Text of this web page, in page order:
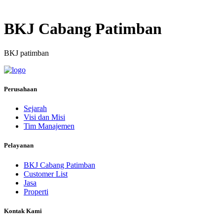
BKJ Cabang Patimban
BKJ patimban
Perusahaan
Sejarah
Visi dan Misi
Tim Manajemen
Pelayanan
BKJ Cabang Patimban
Customer List
Jasa
Properti
Kontak Kami